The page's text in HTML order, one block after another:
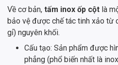
Về cơ bản, tấm inox ốp cột là
bảo vệ được chế tác tinh xảo từ
gỉ) nguyên khối.
Cấu tạo: Sản phẩm được
phẳng (phổ biến nhất là